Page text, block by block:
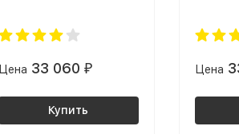
Цена 33 060 ₽
Купить
Цена